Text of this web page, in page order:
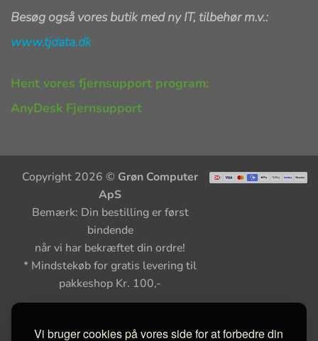
Vi bruger cookies på vores side for at forbedre din
Besøg også vores butik med ny IT, tilbehør m.v.:
www.tjdata.dk
Hent vores fjernsupport program:
AnyDesk Fjernsupport
Copyright 2026 © Grøn Computer
ApS
Bemærk: Din bestilling er først
bindende
når vi har bekræftet din ordre!
* Mindstekøb for gratis levering til
pakkeshop Kr. 100,-